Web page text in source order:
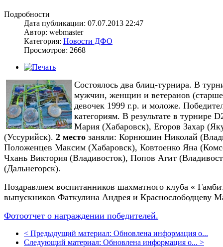
Подробности
Дата публикации: 07.07.2013 22:47
Автор: webmaster
Категория: Новости ДФО
Просмотров: 2668
Состоялось два блиц-турнира. В
мужчин, женщин и ветеранов
девочек 1999 г.р. и моложе.
категориям. В результате в турнире
Мария (Хабаровск), Егоров Захар
(Уссурийск). 2 место заняли: Корнюшин Николай
Положенцев Максим (Хабаровск), Ковтоенко Яна
Чхань Виктория (Владивосток), Попов Агит
(Дальнегорск).
Поздравляем воспитанников шахматного клуба «
выпускников Фаткулина Андрея и Краснослободцеву
Фотоотчет о награждении победителей.
< Предыдущий материал: Обновлена информация о...
Следующий материал: Обновлена информация о... >